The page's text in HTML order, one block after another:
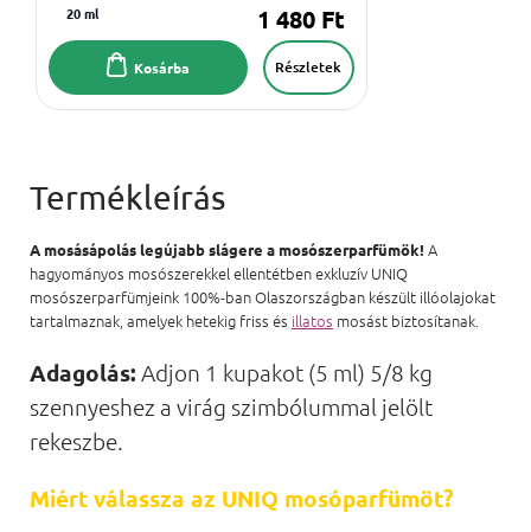
20 ml 1 480 Ft
Részletek
Kosárba
A mosásápolás legújabb slágere a mosószerparfümök! A
hagyományos mosószerekkel ellentétben exkluzív UNIQ
mosószerparfümjeink 100%-ban Olaszországban készült illóolajokat
tartalmaznak, amelyek hetekig friss és illatos mosást biztosítanak.
Adagolás: Adjon 1 kupakot (5 ml) 5/8 kg
szennyeshez a virág szimbólummal jelölt
rekeszbe.
Miért válassza az UNIQ mosóparfümöt?